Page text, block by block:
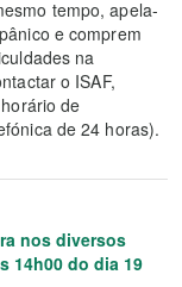
tempo, apela-
e comprem
na
o ISAF,
de
de 24 horas).
nos diversos
14h00 do dia 19